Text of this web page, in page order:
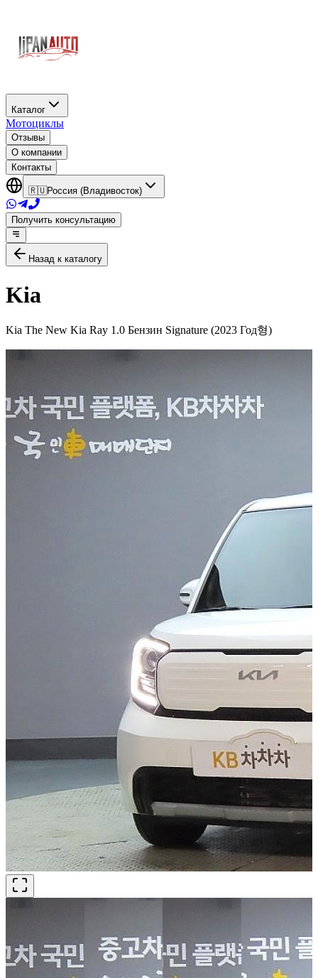
Каталог
Мотоциклы
Отзывы
О компании
Контакты
🇷🇺Россия (Владивосток)
Получить консультацию
Назад к каталогу
Kia
Kia The New Kia Ray 1.0 Бензин Signature (2023 Год형)